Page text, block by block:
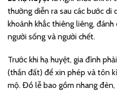
thường diễn ra sau các bước di
khoảnh khắc thiêng liêng, đánh
người sống và người chết.
Trước khi hạ huyệt, gia đình
(thần đất) để xin phép và tôn
mộ. Đồ lễ bao gồm nhang đèn,